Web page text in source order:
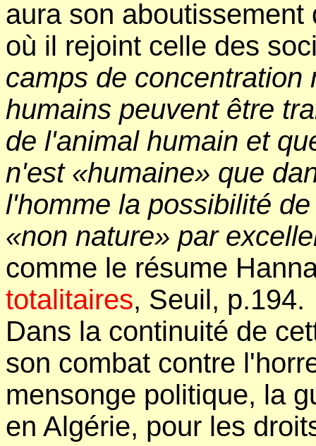
aura son
où il rejoint celle des
camps de concentration
humains peuvent être
de l'animal humain et
n'est «humaine» que
l'homme la possibilité
«non nature» par
comme le résume
totalitaires, Seuil, p.194.
Dans la continuité de
son combat contre
mensonge politique, la
en Algérie, pour les